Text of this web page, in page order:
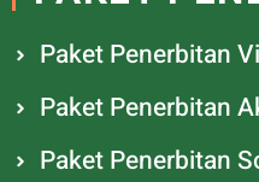
Paket Penerbitan
Paket Penerbitan
Paket Penerbitan